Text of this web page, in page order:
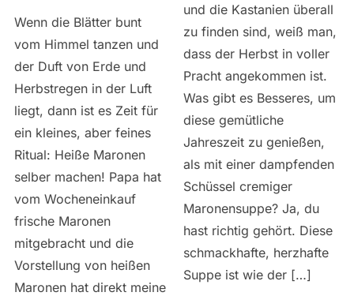
Wenn die Blätter bunt
vom Himmel tanzen und
der Duft von Erde und
Herbstregen in der Luft
liegt, dann ist es Zeit für
ein kleines, aber feines
Ritual: Heiße Maronen
selber machen! Papa hat
vom Wocheneinkauf
frische Maronen
mitgebracht und die
Vorstellung von heißen
Maronen hat direkt meine
und die Kastanien überall
zu finden sind, weiß man,
dass der Herbst in voller
Pracht angekommen ist.
Was gibt es Besseres, um
diese gemütliche
Jahreszeit zu genießen,
als mit einer dampfenden
Schüssel cremiger
Maronensuppe? Ja, du
hast richtig gehört. Diese
schmackhafte, herzhafte
Suppe ist wie der […]